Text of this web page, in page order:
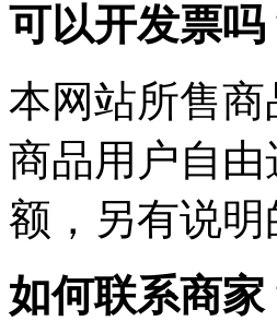
可以开发票吗
本网站所售
商品用户自
额，另有说明
如何联系商家